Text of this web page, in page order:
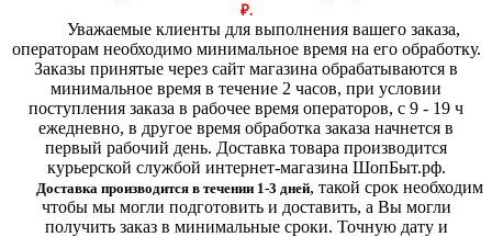
₽.
Уважаемые клиенты для выполнения вашего заказа,
операторам необходимо минимальное время на его обработку.
Заказы принятые через сайт магазина обрабатываются в
минимальное время в течение 2 часов, при условии
поступления заказа в рабочее время операторов, с 9 - 19 ч
ежедневно, в другое время обработка заказа начнется в
первый рабочий день. Доставка товара производится
курьерской службой интернет-магазина ШопБыт.рф.
Доставка производится в течении 1-3 дней, такой срок необходим
чтобы мы могли подготовить и доставить, а Вы могли
получить заказ в минимальные сроки. Точную дату и